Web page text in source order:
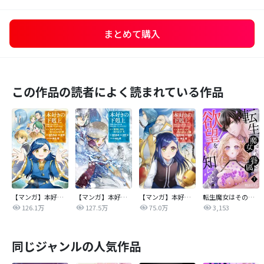
まとめて購入
この作品の読者によく読まれている作品
【マンガ】本好きの下剋上 第二部
126.1万
【マンガ】本好きの下剋上 第三部
127.5万
【マンガ】本好きの下剋上
75.0万
転生魔女はその眷属の欲望を知らない
3,153
同じジャンルの人気作品